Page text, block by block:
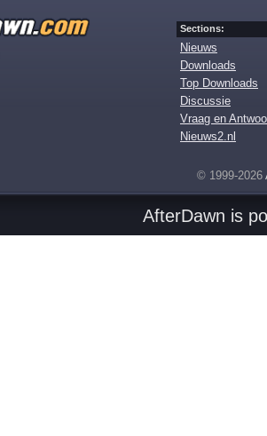
Sections:
Nieuws
Downloads
Top Downloads
Discussie
Vraag en
Nieuws2.nl
© 1999-2026
AfterDawn is